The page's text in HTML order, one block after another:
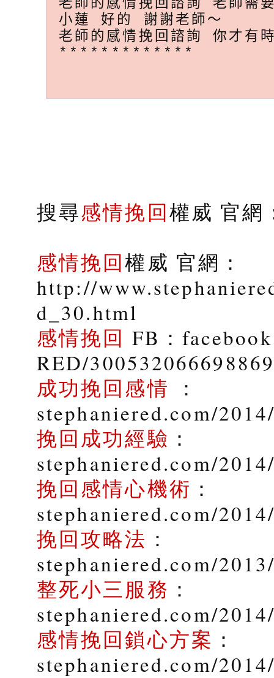
老師的感情挽回諮詢 老師需
小蓮 好的 謝謝老師～
老師的感情挽回諮詢 你
*************
搜尋感情挽回權威 官網
感情挽回權威 官網：
http://
d_30.html
感情挽回 FB：
RED/300532066698869
成功挽回感情 ：
stephaniered.com/
挽回成功經驗 ：
stephaniered.com/
挽回感情心機術 ：
stephaniered.com/
挽回攻略法 ：
stephaniered.com/
整死小三服務 ：
stephaniered.com/
感情挽回鎖心方案 ：
stephaniered.com/